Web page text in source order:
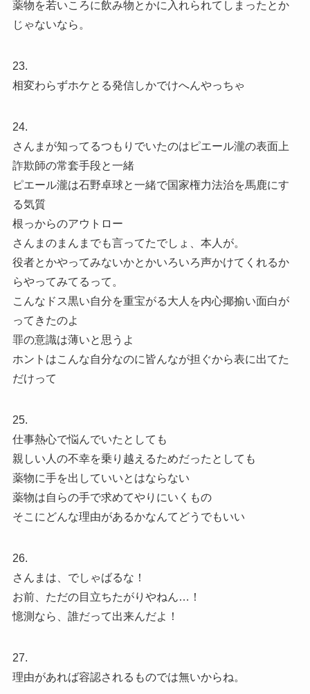
薬物を若いころに飲み物とかに入れられてしまったとか
じゃないなら。
23.
相変わらずホケとる発信しかでけへんやっちゃ
24.
さんまが知ってるつもりでいたのはピエール瀧の表面上
詐欺師の常套手段と一緒
ピエール瀧は石野卓球と一緒で国家権力法治を馬鹿にす
る気質
根っからのアウトロー
さんまのまんまでも言ってたでしょ、本人が。
役者とかやってみないかとかいろいろ声かけてくれるか
らやってみてるって。
こんなドス黒い自分を重宝がる大人を内心揶揄い面白が
ってきたのよ
罪の意識は薄いと思うよ
ホントはこんな自分なのに皆んなが担ぐから表に出てた
だけって
25.
仕事熱心で悩んでいたとしても
親しい人の不幸を乗り越えるためだったとしても
薬物に手を出していいとはならない
薬物は自らの手で求めてやりにいくもの
そこにどんな理由があるかなんてどうでもいい
26.
さんまは、でしゃばるな！
お前、ただの目立ちたがりやねん…！
憶測なら、誰だって出来んだよ！
27.
理由があれば容認されるものでは無いからね。